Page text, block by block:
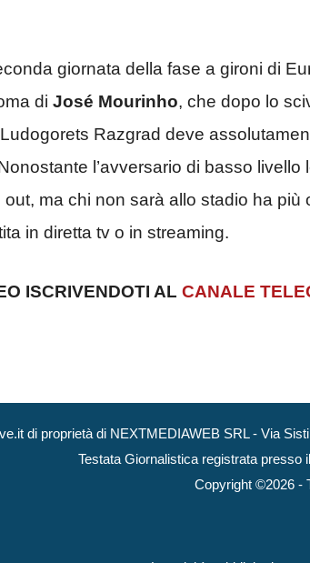
giornata della fase a gironi di
di José Mourinho, che dopo lo
Razgrad deve
l’avversario di basso livello
ma chi non sarà allo stadio ha più
in diretta tv o in streaming.
ISCRIVENDOTI AL CANALE
di proprietà di NEXTMEDIAWEB SRL - Via
Testata Giornalistica registrata presso
Copyright ©2026 -